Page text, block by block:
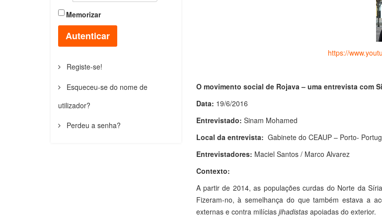
Memorizar
Autenticar
Registe-se!
Esqueceu-se do nome de
utilizador?
Perdeu a senha?
https://
O movimento social de Rojava – uma entrevista com
Data: 19/6/2016
Entrevistado: Sinam Mohamed
Local da entrevista: Gabinete do CEAUP – Porto-
Entrevistadores: Maciel Santos / Marco Alvarez
Contexto:
A partir de 2014, as populações curdas do Norte da
Fizeram-no, à semelhança do que também estava a
externas e contra milícias jihadistas apoiadas do exterior.